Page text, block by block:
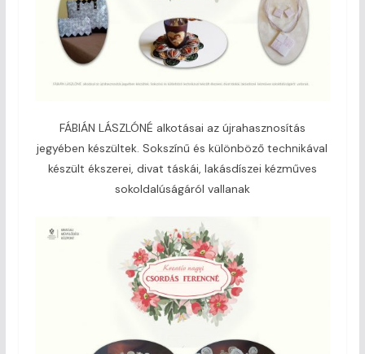
FÁBIÁN LÁSZLÓNÉ alkotásai az újrahasznosítás
jegyében készültek. Sokszínű és különböző technikával
készült ékszerei, divat táskái, lakásdíszei kézműves
sokoldalúságáról vallanak